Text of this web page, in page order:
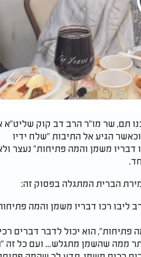
תם, שר מו"ר הרב דב קוק שליט"א
הגיע אל התיבות "שלח ידיו
דבריו משמן והמה פתיחות" נעצר
הברית המתגלה בפסוק זה:
ליבו רכו דבריו משמן והמה
פתיחות", הוא יכול לדבר דברים
ממה שהשמן מתגלש... ועם כל זה